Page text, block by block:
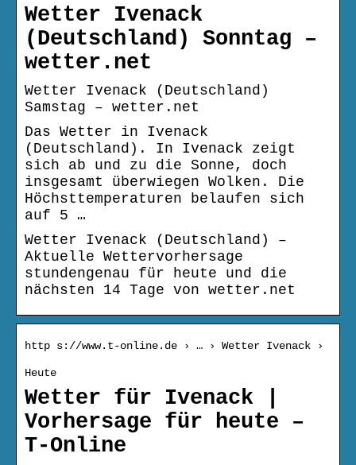
Wetter Ivenack
(Deutschland) Sonntag –
wetter.net
Wetter Ivenack (Deutschland)
Samstag – wetter.net
Das Wetter in Ivenack
(Deutschland). In Ivenack zeigt
sich ab und zu die Sonne, doch
insgesamt überwiegen Wolken. Die
Höchsttemperaturen belaufen sich
auf 5 …
Wetter Ivenack (Deutschland) –
Aktuelle Wettervorhersage
stundengenau für heute und die
nächsten 14 Tage von wetter.net
http s://www.t-online.de › … › Wetter Ivenack ›
Heute
Wetter für Ivenack |
Vorhersage für heute –
T-Online